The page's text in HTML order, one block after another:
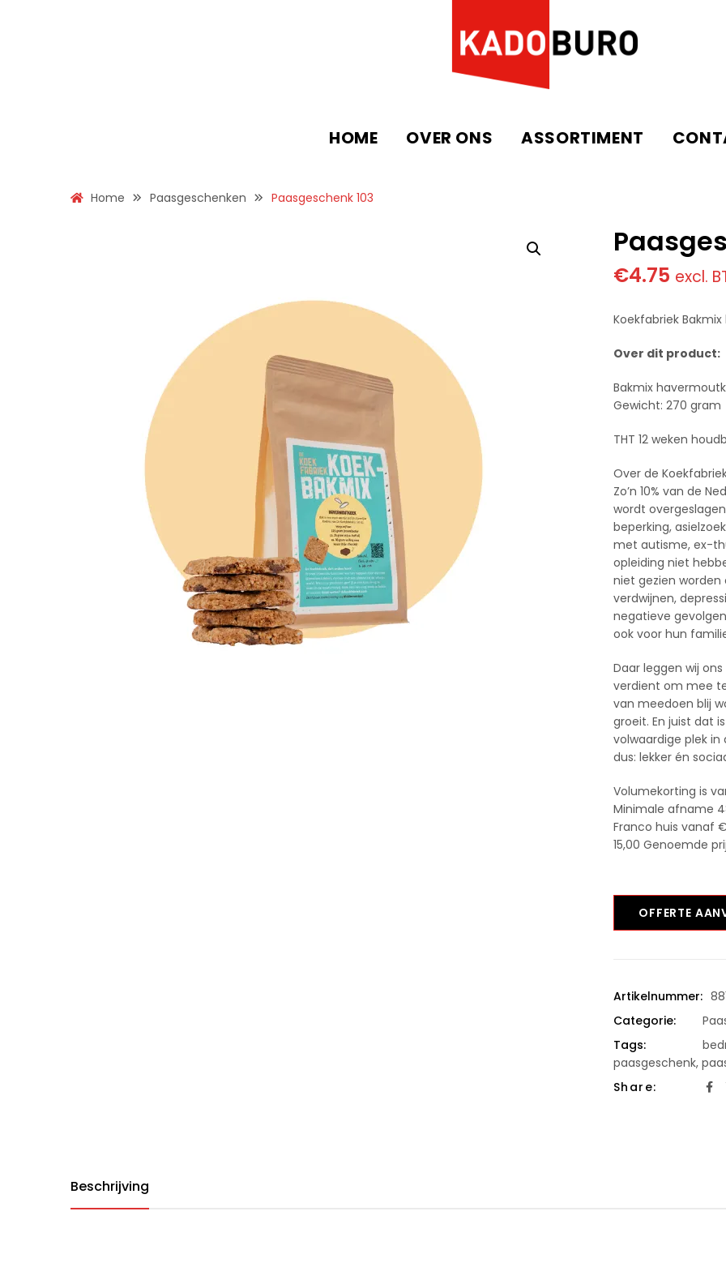
HOME OVER ONS ASSORTIMENT
Home Paasgeschenken Paasgeschenk 103
€4.75 excl.
Koekfabriek
Over dit product:
Bakmix
Gewicht: 270 gram
THT 12 weken
Over de
Zo’n 10% van de
wordt
beperking,
met autisme, ex-
opleiding niet
niet gezien worden
verdwijnen,
negatieve
ook voor hun
Daar leggen wij
verdient om mee
van meedoen blij
groeit. En juist dat
volwaardige plek
dus: lekker én
Volumekorting is
Minimale afname
Franco huis vanaf
15,00 Genoemde
OFFERTE
Artikelnummer:
Categorie:
Tags:
paasgeschenk,
Share:
Beschrijving